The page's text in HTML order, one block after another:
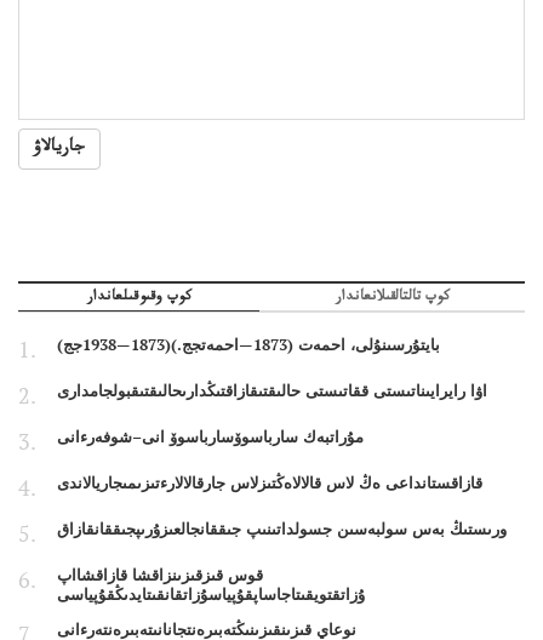
جاريالاۋ
كوپ وقىوقىلعاندار كوپ تالتالقىلانعاندار
بايتۇرسىنۇلى، احمەت (1873—احمەتجج.)(1873—1938جج)
اۋا رايرايىناتىستى ققاتىستى حالىقتىقازاقتىڭدارىحالىقتىقبولجامدارى
مۇراتبەك سارباسوۆسارباسوۆ انى–شوفەرءانى
قازاقستانداعى ەڭ لاس قالالاەڭتىزلاس جارقالالارءتىزىمىجاريالاندى
ورىستىڭ بەس سولبەسىن جسولداتىنىپ جىققانجالعىزۇرىپجىققانقازاق
قوس قىزقىزىنزاقشا قازاقشااپ
ۇزاتقتويقىتاجاساپقۇپياسۇزاتقانقىتايدىڭقۇپياسى
نوعاي قىزىنقىزىنىڭتەبىرەنتجانانىتەبىرەنتەرءانى